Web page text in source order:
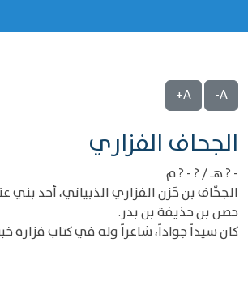
A-
A+
‌‌الجحاف الفزاري
- ? هـ / ? - ? م
الجحّاف بن حَزن الفزاري الذبياني، أحد
حصن بن حذيفة بن بدر.
كان سيداً جواداً، شاعراً وله في كتاب فزارة